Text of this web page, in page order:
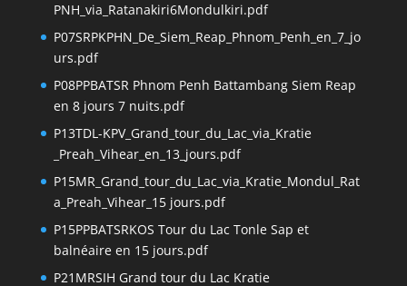
PNH_via_Ratanakiri6Mondulkiri.pdf
P07SRPKPHN_De_Siem_Reap_Phnom_Penh_en_7_jo
urs.pdf
P08PPBATSR Phnom Penh Battambang Siem Reap
en 8 jours 7 nuits.pdf
P13TDL-KPV_Grand_tour_du_Lac_via_Kratie
_Preah_Vihear_en_13_jours.pdf
P15MR_Grand_tour_du_Lac_via_Kratie_Mondul_Rat
a_Preah_Vihear_15 jours.pdf
P15PPBATSRKOS Tour du Lac Tonle Sap et
balnéaire en 15 jours.pdf
P21MRSIH Grand tour du Lac Kratie